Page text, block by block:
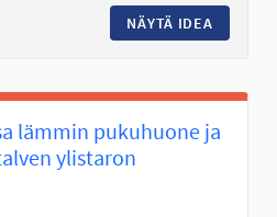
NÄYTÄ IDEA
lämmin pukuhuone ja
ylistaron